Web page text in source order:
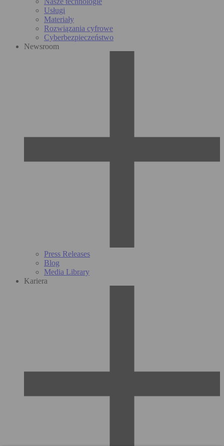
Usługi
Materiały
Rozwiązania cyfrowe
Cyberbezpieczeństwo
Newsroom
Press Releases
Blog
Media Library
Kariera